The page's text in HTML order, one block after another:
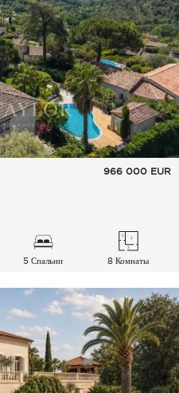
966 000 EUR
5 Спальни 8 Комнаты